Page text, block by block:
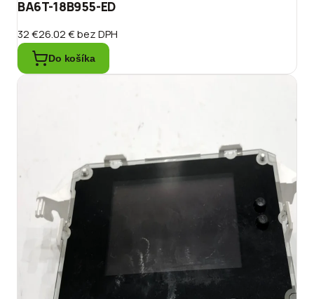
BA6T-18B955-ED
32 €26.02 €bez DPH
Do košíka